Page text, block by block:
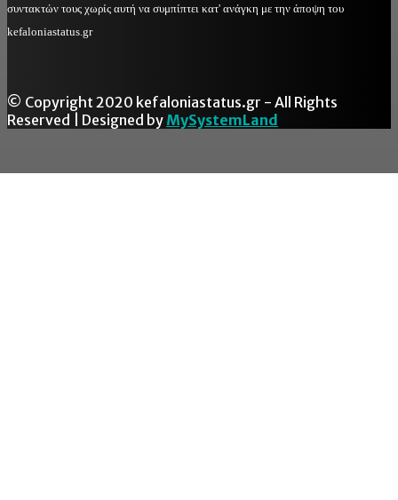
συντακτών τους χωρίς αυτή να συμπίπτει κατ' ανάγκη με την άποψη του
kefaloniastatus.gr
© Copyright 2020 kefaloniastatus.gr - All Rights
Reserved | Designed by MySystemLand